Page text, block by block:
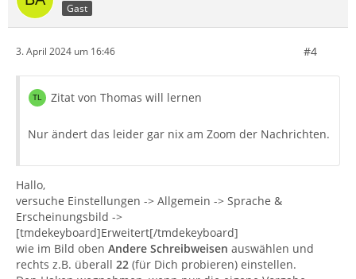
Gast
3. April 2024 um 16:46 #4
Zitat von Thomas will lernen
Nur ändert das leider gar nix am Zoom der Nachrichten.
Hallo,
versuche Einstellungen -> Allgemein -> Sprache &
Erscheinungsbild ->
[tmdekeyboard]Erweitert[/tmdekeyboard]
wie im Bild oben Andere Schreibweisen auswählen und
rechts z.B. überall 22 (für Dich probieren) einstellen.